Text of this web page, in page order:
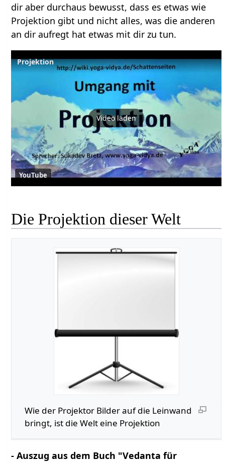
dir aber durchaus bewusst, dass es etwas wie
Projektion gibt und nicht alles, was die anderen
an dir aufregt hat etwas mit dir zu tun.
Projektion
Video laden
YouTube
Die Projektion dieser Welt
Wie der Projektor Bilder auf die Leinwand
bringt, ist die Welt eine Projektion
- Auszug aus dem Buch "Vedanta für